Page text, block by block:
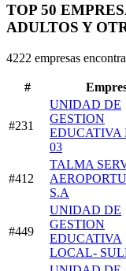
TOP 50
ADULTOS Y
4222 empresas
#
#231
UNIDAD DE
GESTION
EDUCATIVA
03
#412
TALMA
S.A
#449
UNIDAD DE
GESTION
EDUCATIVA
LOCAL-